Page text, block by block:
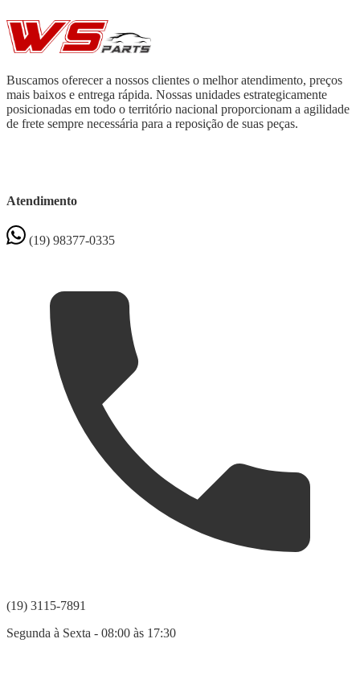
Buscamos oferecer a nossos clientes o melhor atendimento, preços
mais baixos e entrega rápida. Nossas unidades estrategicamente
posicionadas em todo o território nacional proporcionam a agilidade
de frete sempre necessária para a reposição de suas peças.
Atendimento
(19) 98377-0335
(19) 3115-7891
Segunda à Sexta - 08:00 às 17:30